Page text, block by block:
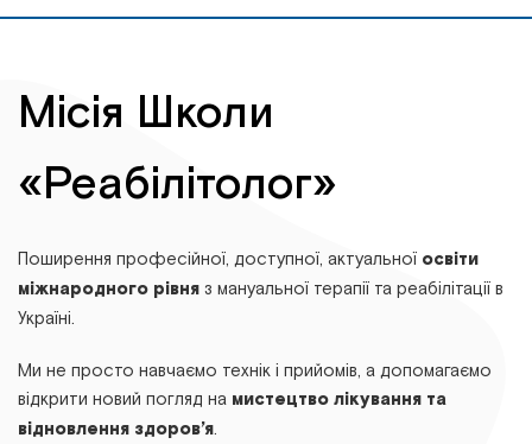
Місія Школи
«Реабілітолог»
Поширення професійної, доступної, актуальної освіти
міжнародного рівня з мануальної терапії та реабілітації в
Україні.
Ми не просто навчаємо технік і прийомів, а допомагаємо
відкрити новий погляд на мистецтво лікування та
відновлення здоров’я.